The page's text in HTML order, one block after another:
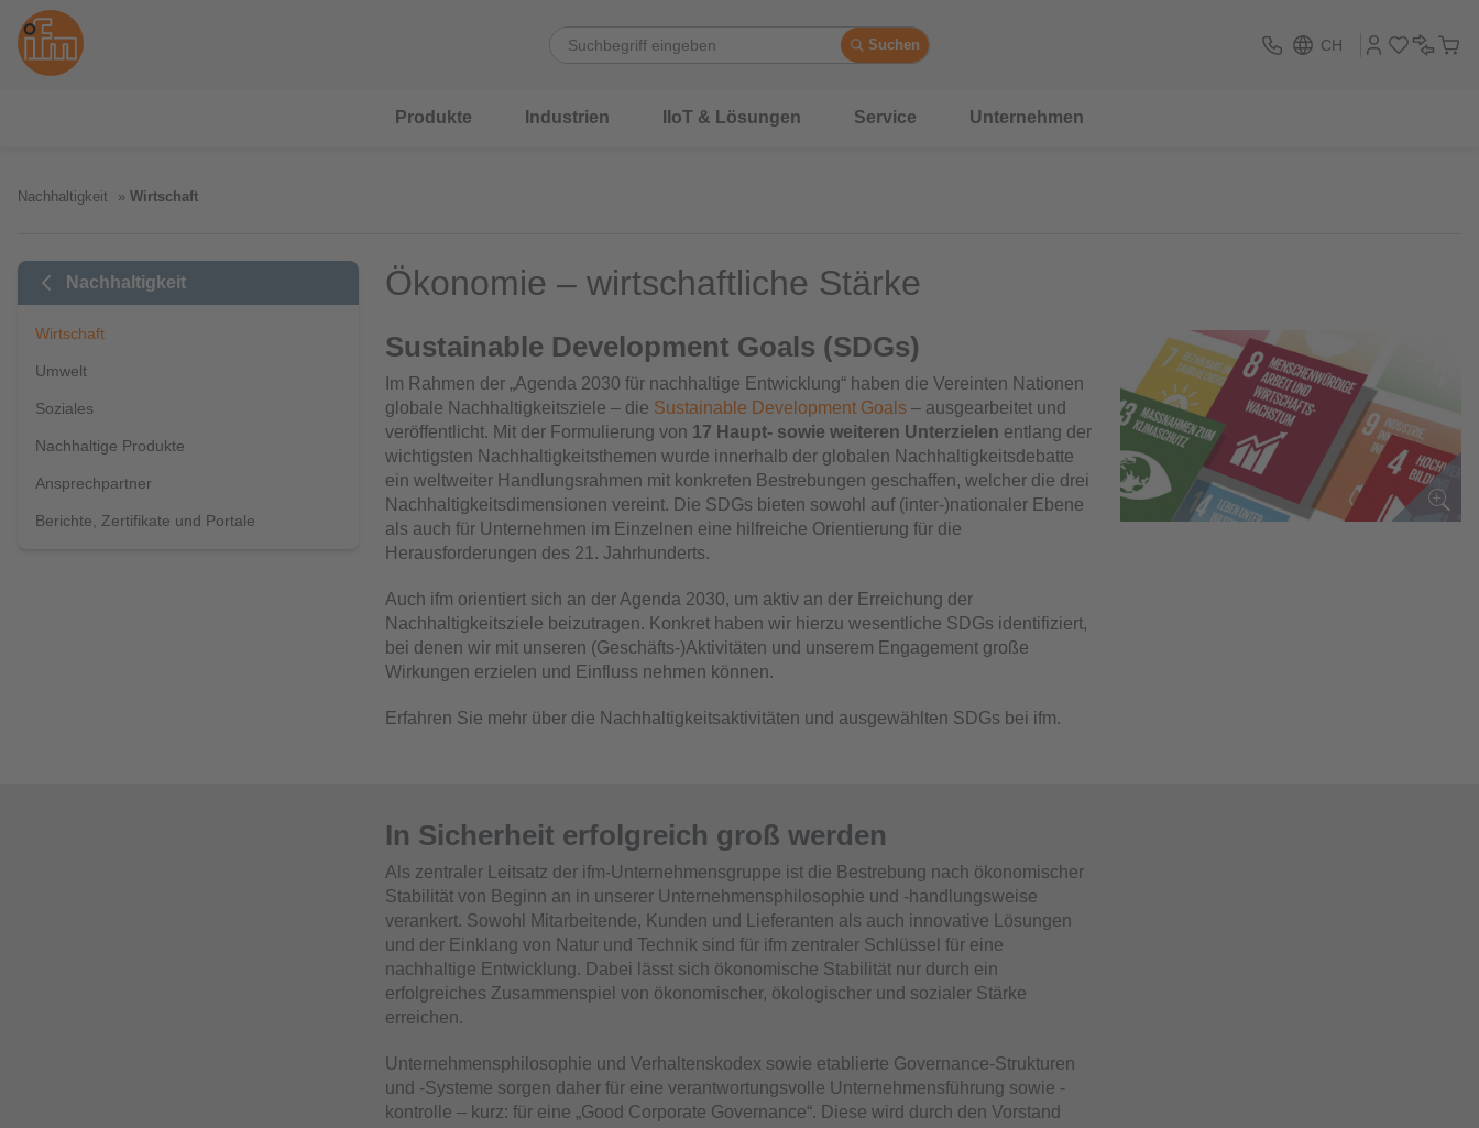
Suchen CH
Produkte Industrien IIoT & Lösungen Service Unternehmen
Nachhaltigkeit Wirtschaft
Nachhaltigkeit
Wirtschaft
Umwelt
Soziales
Nachhaltige Produkte
Ansprechpartner
Berichte, Zertifikate und Portale
Ökonomie – wirtschaftliche Stärke
Sustainable Development Goals (SDGs)
Im Rahmen der „Agenda 2030 für nachhaltige Entwicklung“ haben die Vereinten Nationen
globale Nachhaltigkeitsziele – die Sustainable Development Goals– ausgearbeitet und
veröffentlicht. Mit der Formulierung von 17 Haupt- sowie weiteren Unterzielen entlang der
wichtigsten Nachhaltigkeitsthemen wurde innerhalb der globalen Nachhaltigkeitsdebatte
ein weltweiter Handlungsrahmen mit konkreten Bestrebungen geschaffen, welcher die drei
Nachhaltigkeitsdimensionen vereint. Die SDGs bieten sowohl auf (inter-)nationaler Ebene
als auch für Unternehmen im Einzelnen eine hilfreiche Orientierung für die
Herausforderungen des 21. Jahrhunderts.
Auch ifm orientiert sich an der Agenda 2030, um aktiv an der Erreichung der
Nachhaltigkeitsziele beizutragen. Konkret haben wir hierzu wesentliche SDGs identifiziert,
bei denen wir mit unseren (Geschäfts-)Aktivitäten und unserem Engagement große
Wirkungen erzielen und Einfluss nehmen können.
Erfahren Sie mehr über die Nachhaltigkeitsaktivitäten und ausgewählten SDGs bei ifm.
In Sicherheit erfolgreich groß werden
Als zentraler Leitsatz der ifm-Unternehmensgruppe ist die Bestrebung nach ökonomischer
Stabilität von Beginn an in unserer Unternehmensphilosophie und -handlungsweise
verankert. Sowohl Mitarbeitende, Kunden und Lieferanten als auch innovative Lösungen
und der Einklang von Natur und Technik sind für ifm zentraler Schlüssel für eine
nachhaltige Entwicklung. Dabei lässt sich ökonomische Stabilität nur durch ein
erfolgreiches Zusammenspiel von ökonomischer, ökologischer und sozialer Stärke
erreichen.
Unternehmensphilosophie und Verhaltenskodex sowie etablierte Governance-Strukturen
und -Systeme sorgen daher für eine verantwortungsvolle Unternehmensführung sowie -
kontrolle – kurz: für eine „Good Corporate Governance“. Diese wird durch den Vorstand